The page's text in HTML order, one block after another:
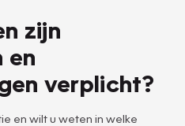
zijn
en
verplicht?
en wilt u weten in welke